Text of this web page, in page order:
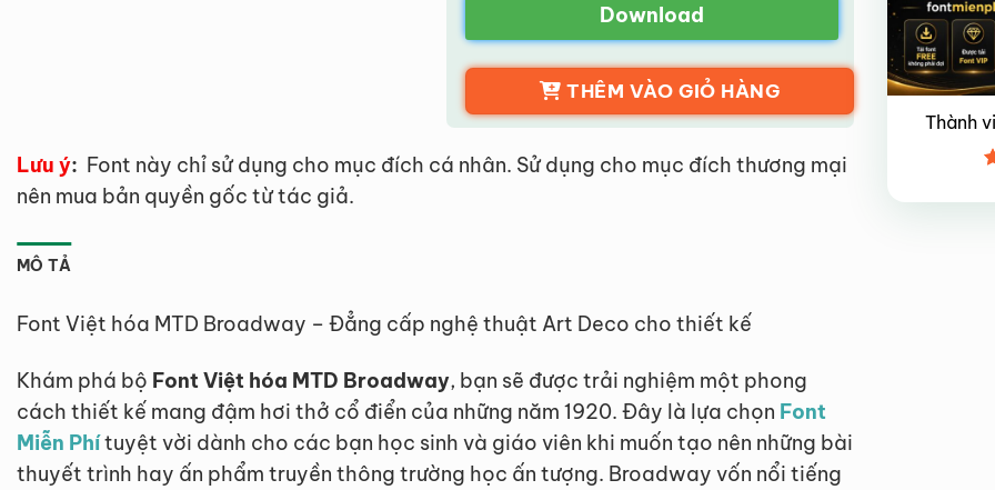
Download
THÊM VÀO GIỎ HÀNG
Lưu ý: Font này chỉ sử dụng cho mục đích cá nhân. Sử dụng cho mục đích thương mại
nên mua bản quyền gốc từ tác giả.
MÔ TẢ
Font Việt hóa MTD Broadway – Đẳng cấp nghệ thuật Art Deco cho thiết kế
Khám phá bộ Font Việt hóa MTD Broadway, bạn sẽ được trải nghiệm một phong
cách thiết kế mang đậm hơi thở cổ điển của những năm 1920. Đây là lựa chọn Font
Miễn Phítuyệt vời dành cho các bạn học sinh và giáo viên khi muốn tạo nên những bài
thuyết trình hay ấn phẩm truyền thông trường học ấn tượng. Broadway vốn nổi tiếng
Thành